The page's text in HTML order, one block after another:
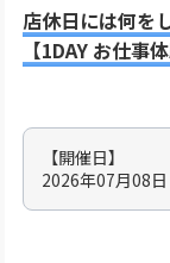
店休日には何を
【1DAY お仕事体
【開催日】
2026年07月08日